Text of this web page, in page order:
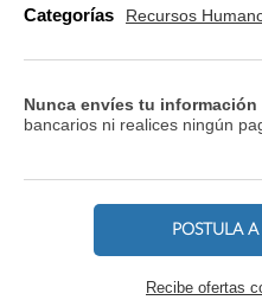
Categorías Recursos
Nunca envíes tu información
bancarios ni realices ningún
POSTULA
Recibe ofertas